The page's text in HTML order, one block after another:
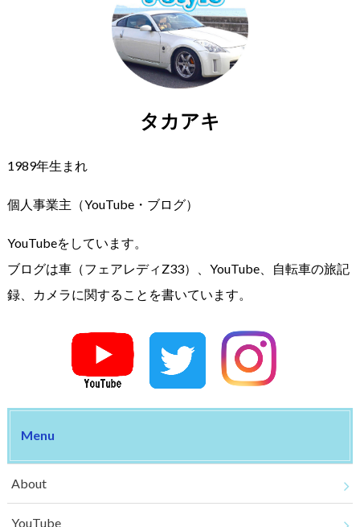
タカアキ
1989年生まれ
個人事業主（YouTube・ブログ）
YouTubeをしています。
ブログは車（フェアレディZ33）、YouTube、自転車の旅記
録、カメラに関することを書いています。
Menu
About
YouTube